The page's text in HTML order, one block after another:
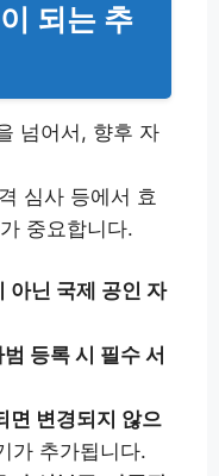
되는 추
넘어서, 향후 자
심사 등에서 효
중요합니다.
아닌 국제 공인 자
등록 시 필수 서
면 변경되지 않으
가 추가됩니다.